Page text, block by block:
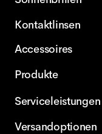
Kontaktlinsen
Accessoires
Produkte
Serviceleistungen
Versandoptionen